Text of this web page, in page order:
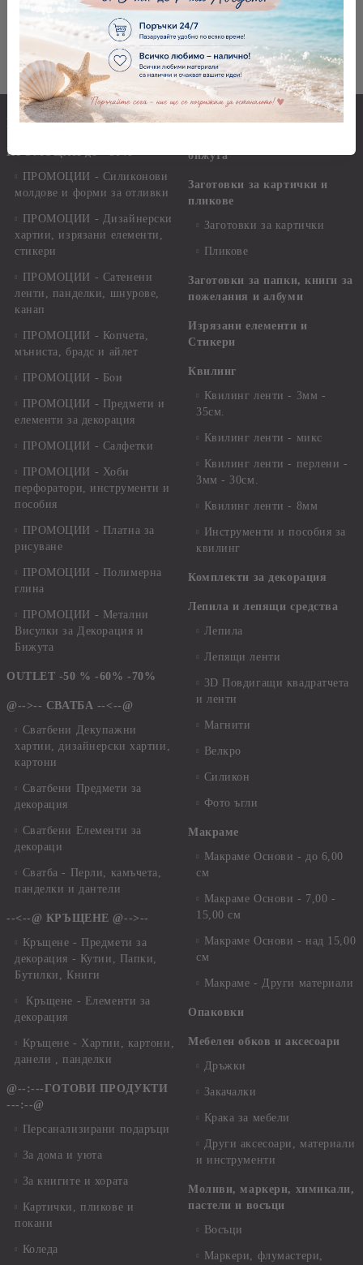
ХАРТИЕНИ РОЗИЧКИ -
ЦИКЛАМА МИНИ -1,00
€0.61 1.19лв.
ЦВЕТЯ ОТ ПЛАТ
КИЧЕСТИ С ТИЧИНКИ -
ЦИКЛАМА- 6 БР.
€1.28 2.50лв.
НАЙ-НОВИ ПРОДУКТИ
ПРОМОЦИИ до - 50%
ПРОМОЦИИ - Силиконови
молдове и форми за отливки
ПРОМОЦИИ - Дизайнерски
хартии, изрязани елементи,
стикери
ПРОМОЦИИ - Сатенени
ленти, панделки, шнурове,
канап
ПРОМОЦИИ - Копчета,
мъниста, брадс и айлет
ПРОМОЦИИ - Бои
ПРОМОЦИИ - Предмети и
елементи за декорация
ПРОМОЦИИ - Салфетки
ПРОМОЦИИ - Хоби
перфоратори, инструменти и
пособия
ПРОМОЦИИ - Платна за
рисуване
ПРОМОЦИИ - Полимерна
глина
ПРОМОЦИИ - Метални
Висулки за Декорация и
Бижута
OUTLET -50 % -60% -70%
@-->-- СВАТБА --<--@
Сватбени Декупажни
хартии, дизайнерски хартии,
картони
Сватбени Предмети за
декорация
Сватбени Елементи за
декораци
Сватба - Перли, камъчета,
панделки и дантели
--<--@ КРЪЩЕНЕ @-->--
Кръщене - Предмети за
декорация - Кутии, Папки,
Бутилки, Книги
Кръщене - Елементи за
декорация
Кръщене - Хартии, картони,
данели , панделки
@--:---ГОТОВИ ПРОДУКТИ
---:--@
Персанализирани подаръци
За дома и уюта
За книгите и хората
Картички, пликове и
покани
Коледа
Инструменти и пособия
бижута
Заготовки за картички и
пликове
Заготовки за картички
Пликове
Заготовки за папки, книги за
пожелания и албуми
Изрязани елементи и
Стикери
Квилинг
Квилинг ленти - 3мм -
35см.
Квилинг ленти - микс
Квилинг ленти - перлени -
3мм - 30см.
Квилинг ленти - 8мм
Инструменти и пособия за
квилинг
Комплекти за декорация
Лепила и лепящи средства
Лепила
Лепящи ленти
3D Повдигащи квадратчета
и ленти
Магнити
Велкро
Силикон
Фото ъгли
Макраме
Макраме Основи - до 6,00
см
Макраме Основи - 7,00 -
15,00 см
Макраме Основи - над 15,00
см
Макраме - Други материали
Опаковки
Мебелен обков и аксесоари
Дръжки
Закачалки
Крака за мебели
Други аксесоари, материали
и инструменти
Моливи, маркери, химикали,
пастели и восъци
Восъци
Маркери, флумастери,